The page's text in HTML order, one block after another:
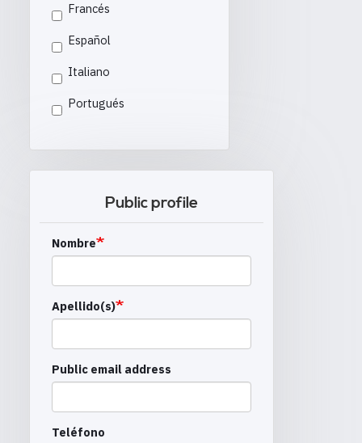
Francés
Español
Italiano
Portugués
Public profile
Nombre
Apellido(s)
Public email address
Teléfono